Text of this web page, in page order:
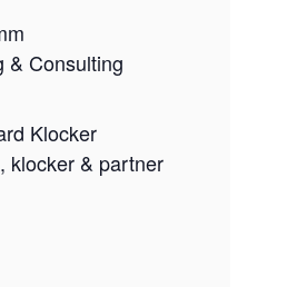
& Consulting
Klocker
klocker & partner